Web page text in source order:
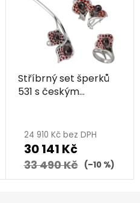
Stříbrný set šperků
531 s českým
24 910 Kč bez DPH
30 141 Kč
33 490 Kč (–10 %)